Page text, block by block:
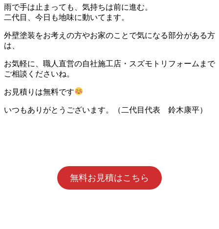
雨で手は止まっても、気持ちは前に進む。
二代目、今日も地味に動いてます。
外壁塗装をお考えの方やお家のことで気になる部分がある方
は、
お気軽に、職人直営の自社施工店・スズモトリフォームまで
ご相談くださいね。
お見積りは無料です
いつもありがとうございます。（二代目代表 鈴木康平）
無料お見積はこちら